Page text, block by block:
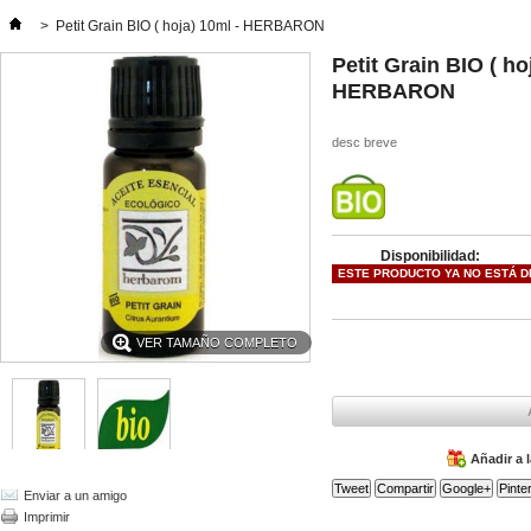
> Petit Grain BIO ( hoja) 10ml - HERBARON
VER TAMAÑO COMPLETO
Enviar a un amigo
Imprimir
Petit Grain BIO (
HERBARON
desc breve
Disponibilidad:
ESTE PRODUCTO YA NO ESTÁ
Añadir a
Tweet Compartir Google+